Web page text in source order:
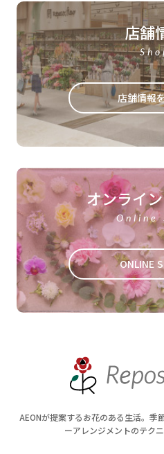
店舗
店舗情報
オンライ
Online
ONLINE
AEONが提案するお花のある生活。季
ーアレンジメントのテク